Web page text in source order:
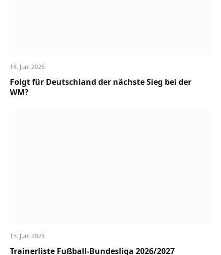
18. Juni 2026
Folgt für Deutschland der nächste Sieg bei der
WM?
18. Juni 2026
Trainerliste Fußball-Bundesliga 2026/2027